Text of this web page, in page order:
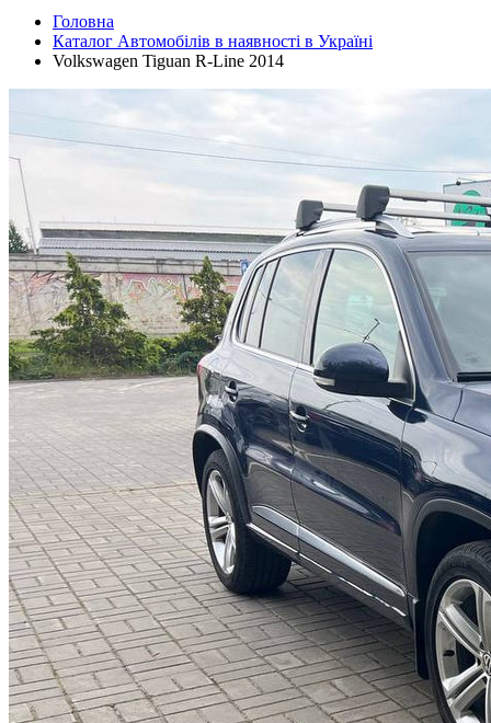
Головна
Каталог Автомобілів в наявності в Україні
Volkswagen Tiguan R-Line 2014